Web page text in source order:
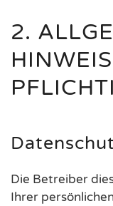
2.
Die Betreiber
Ihrer